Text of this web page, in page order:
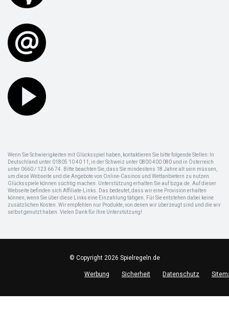
Wenn Sie Schwierigkeiten mit Glücksspiel haben, kontaktieren Sie bitte folgende Stellen: In
Deutschland unter 01805 10 40 11, in der Schweiz unter 0800 400 080 und in Österreich
unter 0660 / 123 66 74. Bitte beachten Sie, dass Sie mindestens 18 Jahre alt sein müssen,
um diese Webseite und die Angebote von Online-Casinos und Wettanbietern zu nutzen.
Glücksspiele können süchtig machen. Unterstützung erhalten Sie auf bzga.de. Auf dieser
Webseite befinden sich Affiliate-Links. Das bedeutet, dass wir eine Provision erhalten
können, wenn Sie über diese Links eine Einzahlung tätigen. Für Sie entstehen dabei keine
zusätzlichen Kosten. Wir empfehlen nur Produkte, von denen wir überzeugt sind und die wir
selbst genutzt haben. Vielen Dank für Ihre Unterstützung!
© Copyright 2026 Spielregeln.de
Werbung Sicherheit Datenschutz